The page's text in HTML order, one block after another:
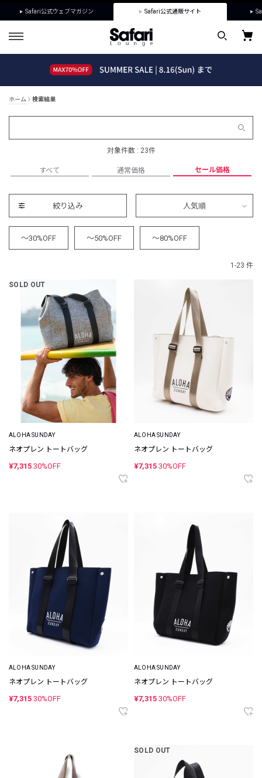
Safari公式ウェブマガジン Safari公式通販サイト
ホーム 検索結果
対象件数 : 23件
すべて 通常価格 セール価格
絞り込み 人気順
～30%OFF ～50%OFF ～80%OFF
1-23 件
SOLD OUT
ALOHA SUNDAY
ネオプレン トートバッグ
¥7,315 30%OFF
ALOHA SUNDAY
ネオプレン トートバッグ
¥7,315 30%OFF
ALOHA SUNDAY
ネオプレン トートバッグ
¥7,315 30%OFF
ALOHA SUNDAY
ネオプレン トートバッグ
¥7,315 30%OFF
SOLD OUT